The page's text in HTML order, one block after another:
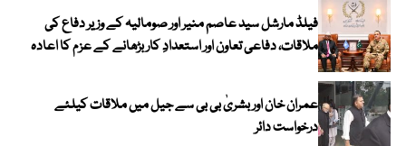
فیلڈ مارشل سید عاصم منیر اور صومالیہ کے وزیر دفاع کی
ملاقات، دفاعی تعاون اور استعدادِ کار بڑھانے کے عزم کا اعادہ
عمران خان اور بشریٰ بی بی سے جیل میں ملاقات کیلئے
درخواست دائر